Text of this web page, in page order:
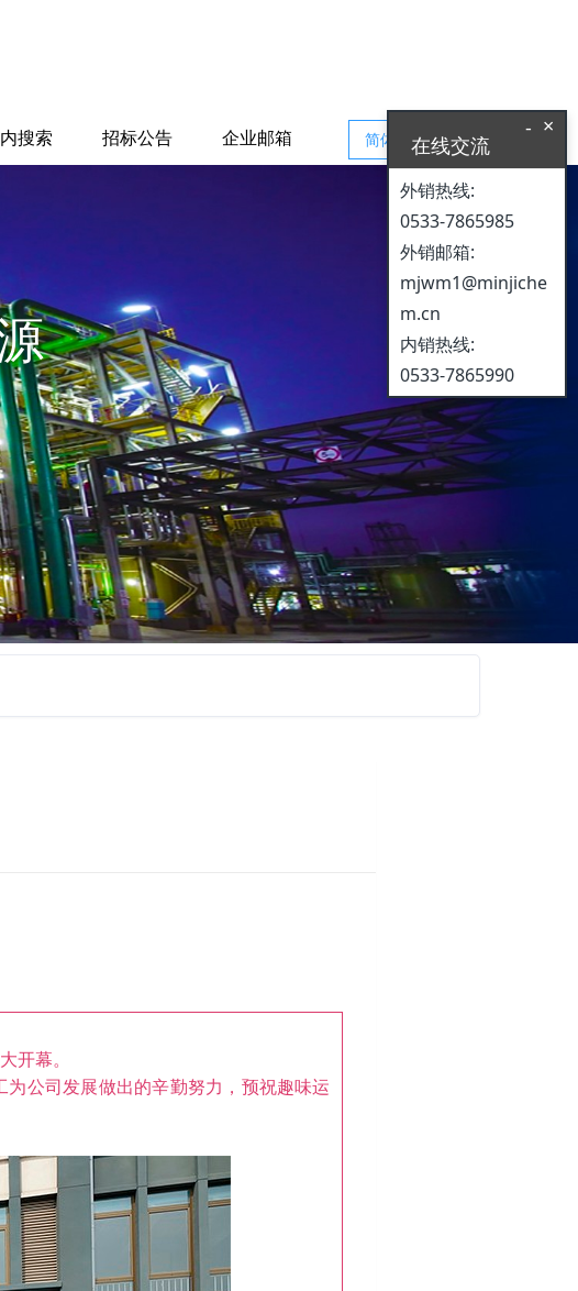
搜索 招标公告 企业邮箱 简体中文
开幕。
公司发展做出的辛勤努力，预祝趣味运
×
-
在线交流
外销热线:
0533-7865985
外销邮箱:
mjwm1@minjiche
m.cn
内销热线:
0533-7865990